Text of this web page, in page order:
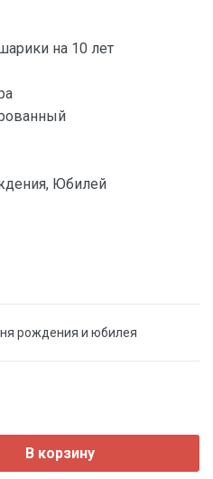
на 10 лет
Юбилей
рождения и юбилея
В корзину